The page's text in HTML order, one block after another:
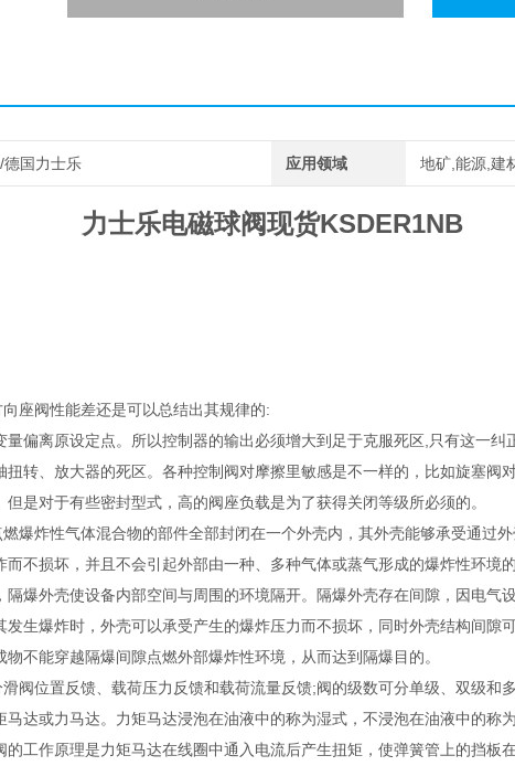
德国力士乐 应用领域 地矿,能源,建
力士乐电磁球阀现货KSDER1NB
座阀性能差还是可以总结出其规律的:
量偏离原设定点。所以控制器的输出必须增大到足于克服死区,只有这一
扭转、放大器的死区。各种控制阀对摩擦里敏感是不一样的，比如旋塞阀
是对于有些密封型式，高的阀座负载是为了获得关闭等级所必须的。
爆炸性气体混合物的部件全部封闭在一个外壳内，其外壳能够承受通过
不损坏，并且不会引起外部由一种、多种气体或蒸气形成的爆炸性环境
爆外壳使设备内部空间与周围的环境隔开。隔爆外壳存在间隙，因电气
生爆炸时，外壳可以承受产生的爆炸压力而不损坏，同时外壳结构间隙
不能穿越隔爆间隙点燃外部爆炸性环境，从而达到隔爆目的。
阀位置反馈、载荷压力反馈和载荷流量反馈;阀的级数可分单级、双级和
马达或力马达。力矩马达浸泡在油液中的称为湿式，不浸泡在油液中的称
工作原理是力矩马达在线圈中通入电流后产生扭矩，使弹簧管上的挡板